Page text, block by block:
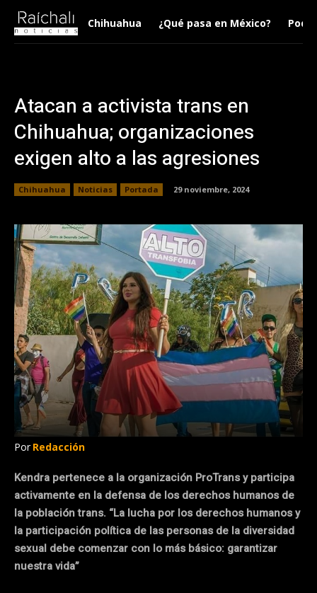
Chihuahua ¿Qué pasa en México?
Atacan a activista trans en
Chihuahua; organizaciones
exigen alto a las agresiones
Chihuahua Noticias Portada 29 noviembre, 2024
Por Redacción
Kendra pertenece a la organización ProTrans y participa
activamente en la defensa de los derechos humanos de
la población trans. “La lucha por los derechos humanos y
la participación política de las personas de la diversidad
sexual debe comenzar con lo más básico: garantizar
nuestra vida”